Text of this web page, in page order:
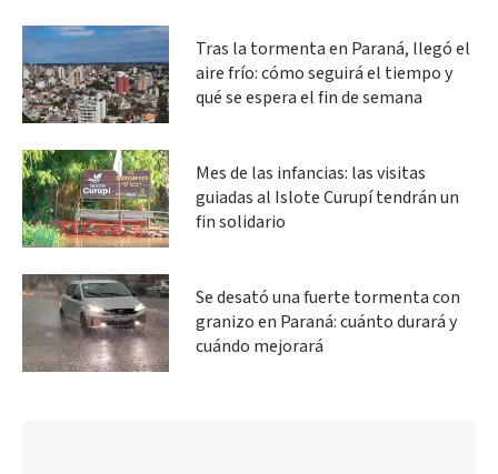
Tras la tormenta en Paraná, llegó el
aire frío: cómo seguirá el tiempo y
qué se espera el fin de semana
Mes de las infancias: las visitas
guiadas al Islote Curupí tendrán un
fin solidario
Se desató una fuerte tormenta con
granizo en Paraná: cuánto durará y
cuándo mejorará